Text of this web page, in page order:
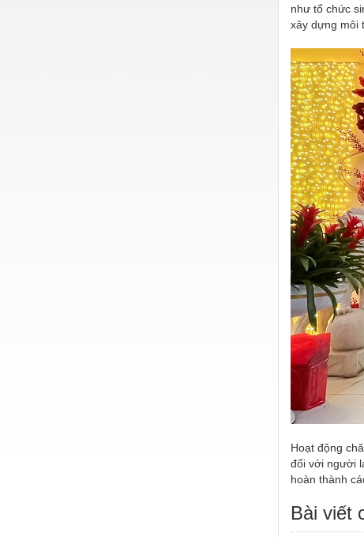
như tổ chức
xây dựng môi
Hoạt động
đối với người
hoàn thành
Bài viết